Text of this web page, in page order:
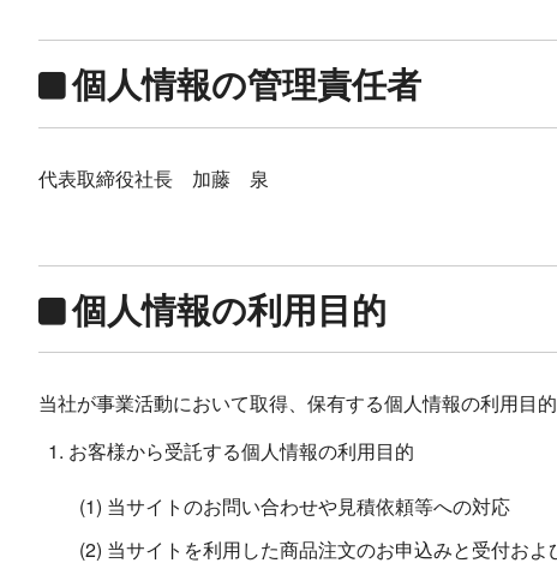
個人情報の管理責任者
代表取締役社長 加藤 泉
個人情報の利用目的
当社が事業活動において取得、保有する個人情報の利用目的
お客様から受託する個人情報の利用目的
(1) 当サイトのお問い合わせや見積依頼等への対応
(2) 当サイトを利用した商品注文のお申込みと受付お